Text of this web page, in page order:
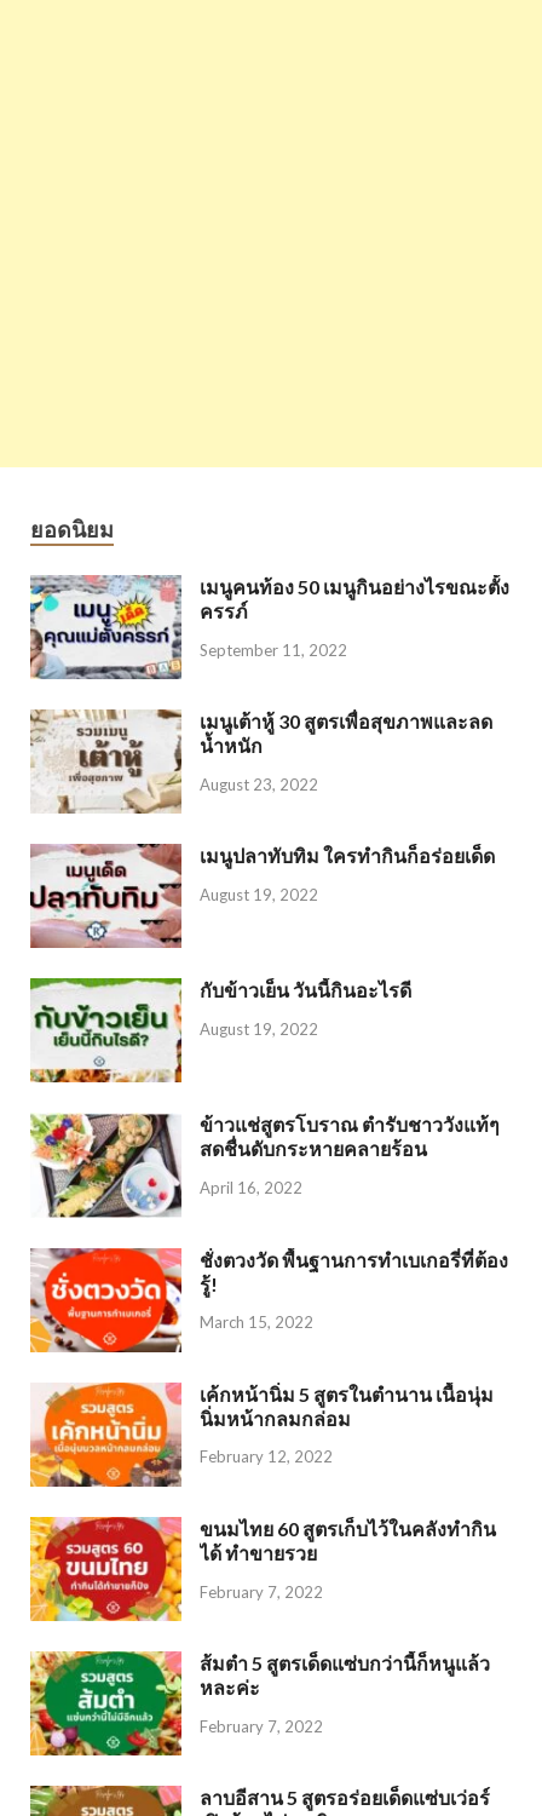
ยอดนิยม
เมนูคนท้อง 50 เมนูกินอย่างไรขณะตั้ง
ครรภ์
September 11, 2022
เมนูเต้าหู้ 30 สูตรเพื่อสุขภาพและลด
น้ำหนัก
August 23, 2022
เมนูปลาทับทิม ใครทำกินก็อร่อยเด็ด
August 19, 2022
กับข้าวเย็น วันนี้กินอะไรดี
August 19, 2022
ข้าวแช่สูตรโบราณ ตำรับชาววังแท้ๆ
สดชื่นดับกระหายคลายร้อน
April 16, 2022
ชั่งตวงวัด พื้นฐานการทำเบเกอรี่ที่ต้อง
รู้!
March 15, 2022
เค้กหน้านิ่ม 5 สูตรในตำนาน เนื้อนุ่ม
นิ่มหน้ากลมกล่อม
February 12, 2022
ขนมไทย 60 สูตรเก็บไว้ในคลังทำกิน
ได้ ทำขายรวย
February 7, 2022
ส้มตำ 5 สูตรเด็ดแซ่บกว่านี้ก็หนูแล้ว
หละค่ะ
February 7, 2022
ลาบอีสาน 5 สูตรอร่อยเด็ดแซ่บเว่อร์